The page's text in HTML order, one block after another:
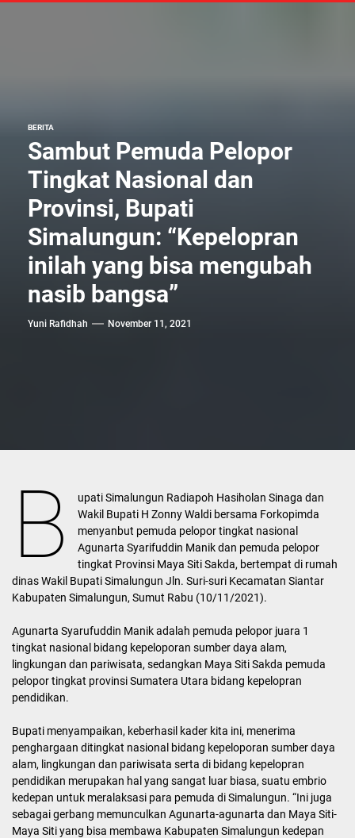
BERITA
Sambut Pemuda Pelopor
Tingkat Nasional dan
Provinsi, Bupati
Simalungun: “Kepelopran
inilah yang bisa mengubah
nasib bangsa”
Yuni Rafidhah November 11, 2021
B
upati Simalungun Radiapoh Hasiholan Sinaga dan
Wakil Bupati H Zonny Waldi bersama Forkopimda
menyanbut pemuda pelopor tingkat nasional
Agunarta Syarifuddin Manik dan pemuda pelopor
tingkat Provinsi Maya Siti Sakda, bertempat di rumah
dinas Wakil Bupati Simalungun Jln. Suri-suri Kecamatan Siantar
Kabupaten Simalungun, Sumut Rabu (10/11/2021).
Agunarta Syarufuddin Manik adalah pemuda pelopor juara 1
tingkat nasional bidang kepeloporan sumber daya alam,
lingkungan dan pariwisata, sedangkan Maya Siti Sakda pemuda
pelopor tingkat provinsi Sumatera Utara bidang kepelopran
pendidikan.
Bupati menyampaikan, keberhasil kader kita ini, menerima
penghargaan ditingkat nasional bidang kepeloporan sumber daya
alam, lingkungan dan pariwisata serta di bidang kepelopran
pendidikan merupakan hal yang sangat luar biasa, suatu embrio
kedepan untuk meralaksasi para pemuda di Simalungun. “Ini juga
sebagai gerbang memunculkan Agunarta-agunarta dan Maya Siti-
Maya Siti yang bisa membawa Kabupaten Simalungun kedepan